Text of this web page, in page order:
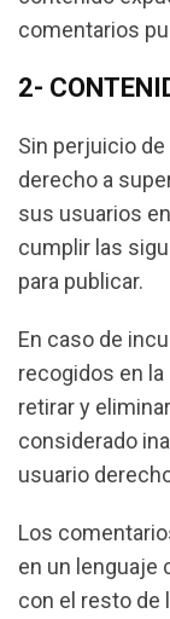
comentarios
2-
Sin perjuicio de
derecho a
sus usuarios
cumplir las
para publicar.
En caso de
recogidos en
retirar y
considerado
usuario
Los
en un lenguaje
con el resto de